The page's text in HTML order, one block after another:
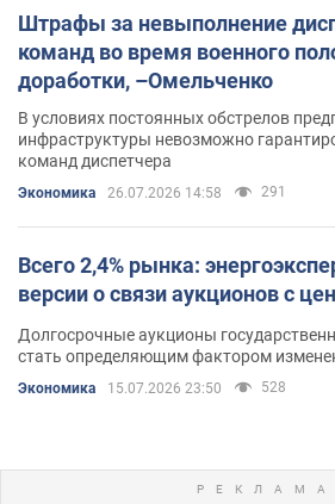
Штрафы за невыполнение
команд во время военного
доработки, –Омельченко
В условиях постоянных обстрелов
инфраструктуры невозможно
команд диспетчера
Экономика 26.07.2026 14:58 291
Всего 2,4% рынка:
версии о связи аукционов с
Долгосрочные аукционы
стать определяющим фактором
Экономика 15.07.2026 23:50 528